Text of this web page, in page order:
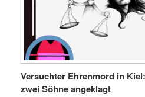
Versuchter Ehrenmord in
zwei Söhne angeklagt